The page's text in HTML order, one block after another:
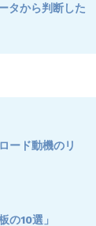
タから判断した
ード動機のリ
の10選」